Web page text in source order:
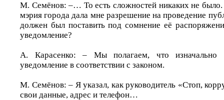
М. Семёнов: –… То есть сложностей никаких не
мэрия города дала мне разрешение на проведение
должен был поставить под сомнение её
уведомление?
А. Карасенко: – Мы полагаем, что изначально
уведомление в соответствии с законом.
М. Семёнов: – Я указал, как руководитель «Стоп,
свои данные, адрес и телефон…